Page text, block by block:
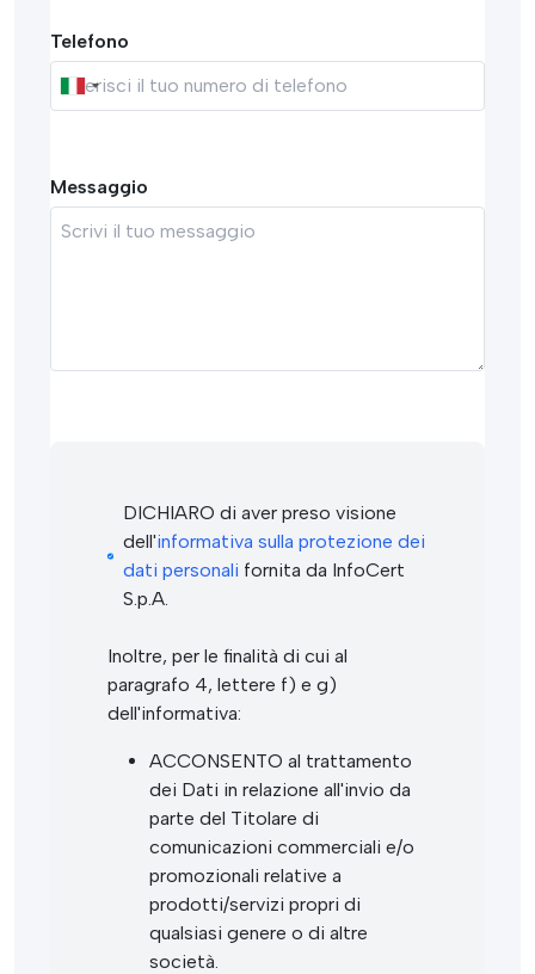
Telefono
Messaggio
DICHIARO di aver preso visione
dell'informativa sulla protezione dei
dati personali fornita da InfoCert
S.p.A.
Inoltre, per le finalità di cui al
paragrafo 4, lettere f) e g)
dell'informativa:
ACCONSENTO al trattamento
dei Dati in relazione all'invio da
parte del Titolare di
comunicazioni commerciali e/o
promozionali relative a
prodotti/servizi propri di
qualsiasi genere o di altre
società.